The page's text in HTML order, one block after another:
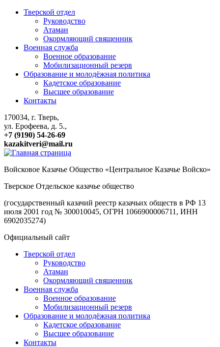
Тверской отдел
Руководство
Атаман
Окормляющий священник
Военная служба
Военное образование
Мобилизационный резерв
Образование и молодёжная политика
Кадетское образование
Высшее образование
Контакты
170034, г. Тверь,
ул. Ерофеева, д. 5.,
+7 (9190) 54-26-69
kazakitveri@mail.ru
Войсковое Казачье Общество «Центральное Казачье Войско»
Тверское Отдельское казачье общество
(государственный казачий реестр казачьих обществ в РФ 13
июля 2001 год № 300010045, ОГРН 1066900006711, ИНН
6902035274)
Официальный сайт
Тверской отдел
Руководство
Атаман
Окормляющий священник
Военная служба
Военное образование
Мобилизационный резерв
Образование и молодёжная политика
Кадетское образование
Высшее образование
Контакты